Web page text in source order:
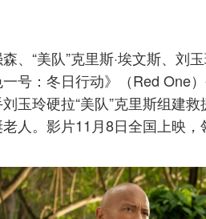
、“美队”克里斯·埃文斯、刘
号：冬日行动》（Red One
玉玲硬拉“美队”克里斯组建
人。影片11月8日全国上映